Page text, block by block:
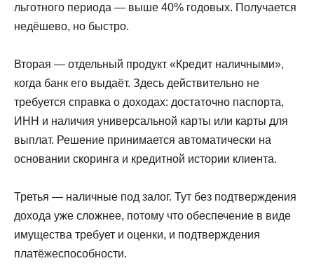
льготного периода — выше 40% годовых. Получается
недёшево, но быстро.
Вторая — отдельный продукт «Кредит наличными»,
когда банк его выдаёт. Здесь действительно не
требуется справка о доходах: достаточно паспорта,
ИНН и наличия универсальной карты или карты для
выплат. Решение принимается автоматически на
основании скоринга и кредитной истории клиента.
Третья — наличные под залог. Тут без подтверждения
дохода уже сложнее, потому что обеспечение в виде
имущества требует и оценки, и подтверждения
платёжеспособности.